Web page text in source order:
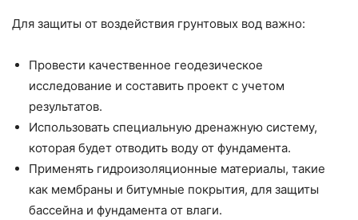
Для защиты от воздействия грунтовых вод важно:
Провести качественное геодезическое
исследование и составить проект с учетом
результатов.
Использовать специальную дренажную систему,
которая будет отводить воду от фундамента.
Применять гидроизоляционные материалы, такие
как мембраны и битумные покрытия, для защиты
бассейна и фундамента от влаги.